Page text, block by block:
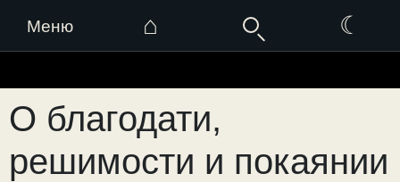
Меню ⌂ ☾
к
содержимому
О благодати,
решимости и покаянии